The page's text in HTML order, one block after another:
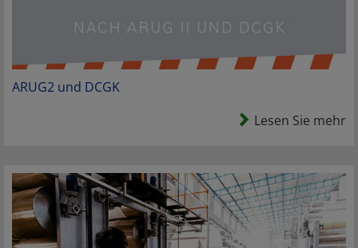
ARUG2 und DCGK
Lesen Sie mehr